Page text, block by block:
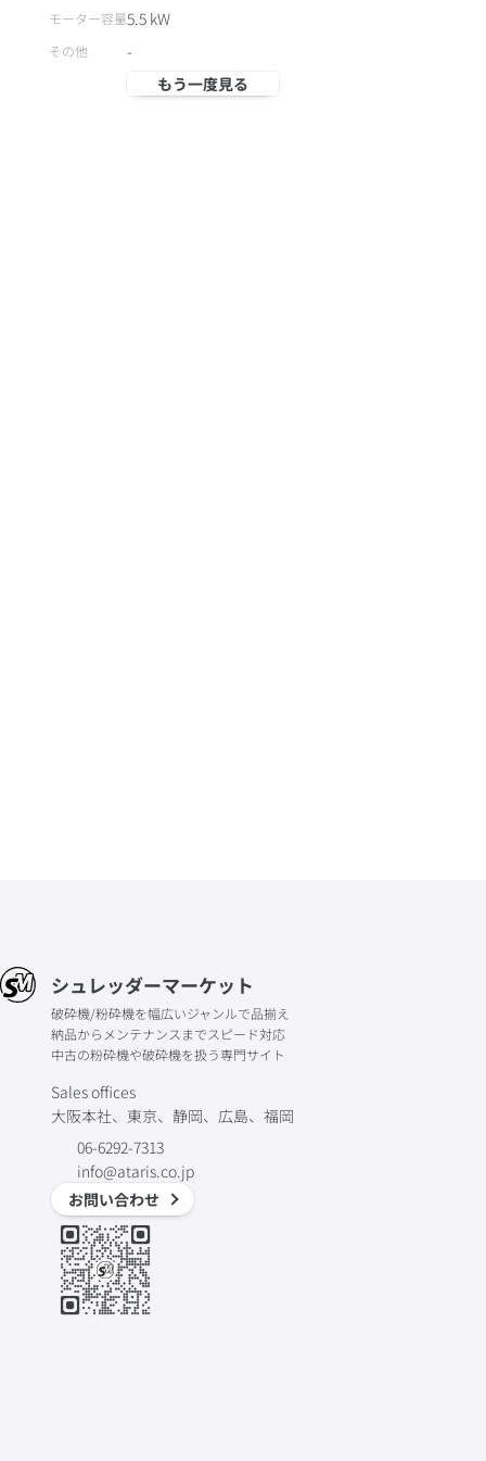
モーター容量5.5kW
その他
-
もう一度見る
シュレッダーマーケット
破砕機/粉砕機を幅広いジャンルで品揃え
納品からメンテナンスまでスピード対応
中古の粉砕機や破砕機を扱う専門サイト
Sales offices
大阪本社、東京、静岡、広島、福岡
06-6292-7313
info@ataris.co.jp
お問い合わせ